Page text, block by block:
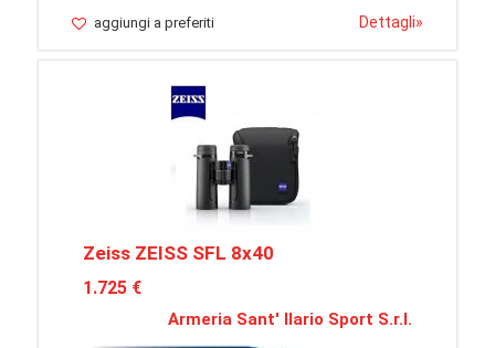
aggiungi a preferiti Dettagli»
Zeiss ZEISS SFL 8x40
1.725 €
Armeria Sant' Ilario Sport S.r.l.